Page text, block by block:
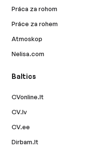
Práca za rohom
Práce za rohem
Atmoskop
Nelisa.com
Baltics
CVonline.lt
CV.lv
CV.ee
Dirbam.lt